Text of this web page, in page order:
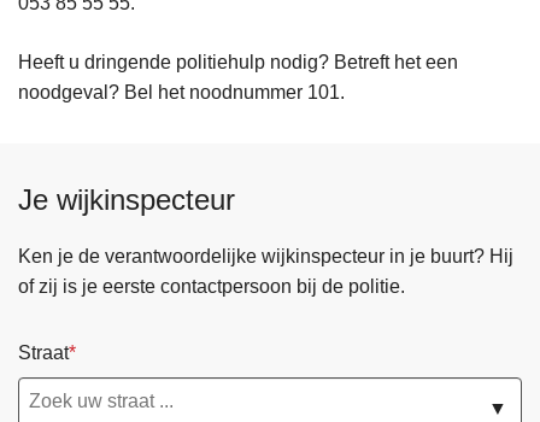
Heeft u dringende politiehulp nodig? Betreft het een
noodgeval? Bel het noodnummer 101.
Je wijkinspecteur
Ken je de verantwoordelijke wijkinspecteur in je buurt? Hij
of zij is je eerste contactpersoon bij de politie.
Straat
▼